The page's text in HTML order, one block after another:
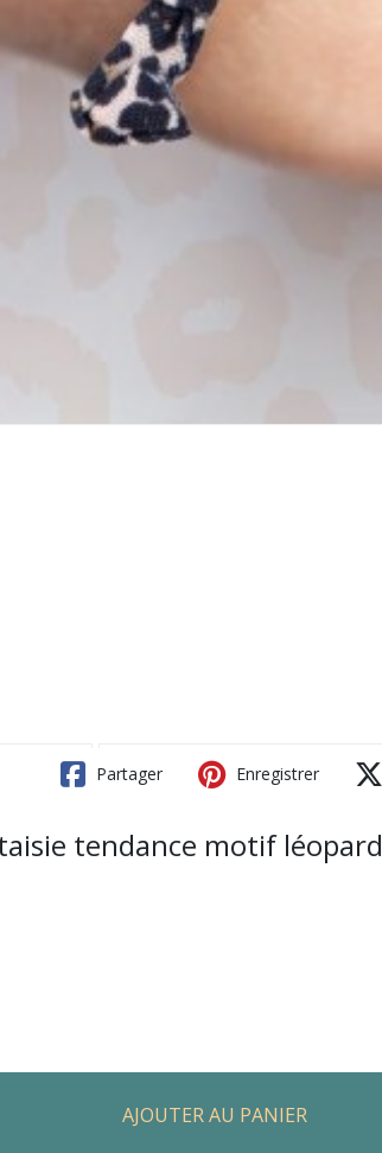
Partager Enregistrer
tendance motif léopard
AJOUTER AU PANIER